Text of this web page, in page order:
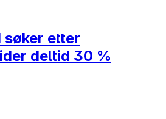
etter
deltid 30 %